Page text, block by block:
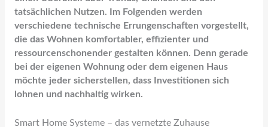
tatsächlichen Nutzen. Im Folgenden werden
verschiedene technische Errungenschaften vorgestellt,
die das Wohnen komfortabler, effizienter und
ressourcenschonender gestalten können. Denn gerade
bei der eigenen Wohnung oder dem eigenen Haus
möchte jeder sicherstellen, dass Investitionen sich
lohnen und nachhaltig wirken.
Smart Home Systeme – das vernetzte Zuhause